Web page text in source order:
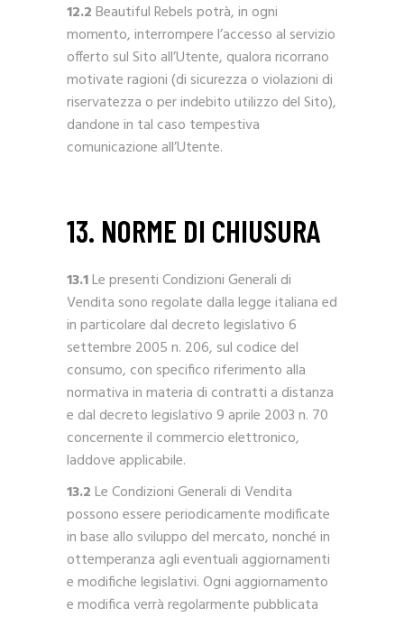
12.2Beautiful Rebels potrà, in ogni
momento, interrompere l’accesso al servizio
offerto sul Sito all’Utente, qualora ricorrano
motivate ragioni (di sicurezza o violazioni di
riservatezza o per indebito utilizzo del Sito),
dandone in tal caso tempestiva
comunicazione all’Utente.
13. NORME DI CHIUSURA
13.1Le presenti Condizioni Generali di
Vendita sono regolate dalla legge italiana ed
in particolare dal decreto legislativo 6
settembre 2005 n. 206, sul codice del
consumo, con specifico riferimento alla
normativa in materia di contratti a distanza
e dal decreto legislativo 9 aprile 2003 n. 70
concernente il commercio elettronico,
laddove applicabile.
13.2Le Condizioni Generali di Vendita
possono essere periodicamente modificate
in base allo sviluppo del mercato, nonché in
ottemperanza agli eventuali aggiornamenti
e modifiche legislativi. Ogni aggiornamento
e modifica verrà regolarmente pubblicata